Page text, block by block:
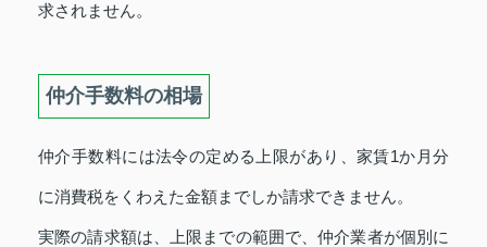
求されません。
仲介手数料の相場
仲介手数料には法令の定める上限があり、家賃1か月分
に消費税をくわえた金額までしか請求できません。
実際の請求額は、上限までの範囲で、仲介業者が個別に